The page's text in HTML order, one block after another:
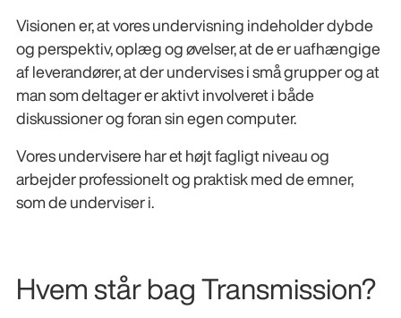
Visionen er, at vores undervisning indeholder dybde
og perspektiv, oplæg og øvelser, at de er uafhængige
af leverandører, at der undervises i små grupper og at
man som deltager er aktivt involveret i både
diskussioner og foran sin egen computer.
Vores undervisere har et højt fagligt niveau og
arbejder professionelt og praktisk med de emner,
som de underviser i.
Hvem står bag Transmission?